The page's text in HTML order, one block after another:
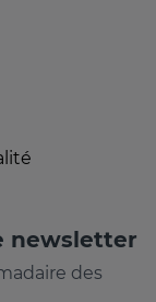
newsletter
des